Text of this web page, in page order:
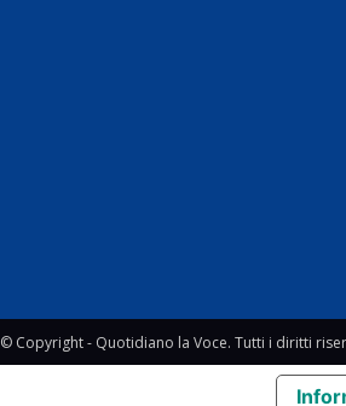
© Copyright - Quotidiano la Voce. Tutti i diritti